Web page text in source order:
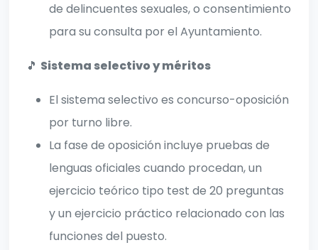
de delincuentes sexuales, o consentimiento
para su consulta por el Ayuntamiento.
🎵 Sistema selectivo y méritos
El sistema selectivo es concurso-oposición
por turno libre.
La fase de oposición incluye pruebas de
lenguas oficiales cuando procedan, un
ejercicio teórico tipo test de 20 preguntas
y un ejercicio práctico relacionado con las
funciones del puesto.